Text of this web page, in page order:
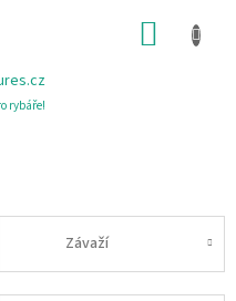
rybáře!
KOSÁR
Závaží